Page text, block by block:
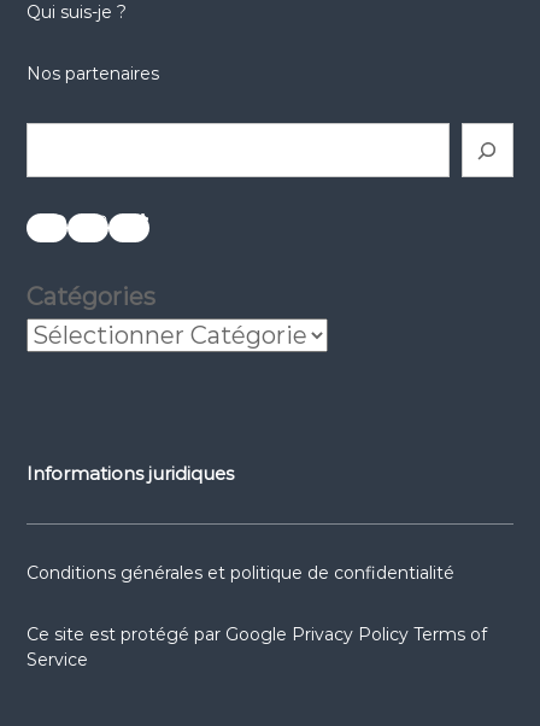
Qui suis-je ?
Nos partenaires
réseaux sociauxréseaux sociauxréseaux sociaux
Catégories
Informations juridiques
Conditions générales et politique de confidentialité
Ce site est protégé par Google Privacy Policy Terms of
Service